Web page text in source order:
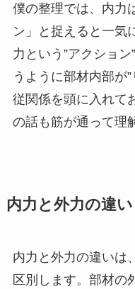
僕の整理では、内力
ン」と捉えると一気
力という”アクショ
うように部材内部が
従関係を頭に入れて
の話も筋が通って理
内力と外力の違い
内力と外力の違いは
区別します。部材の